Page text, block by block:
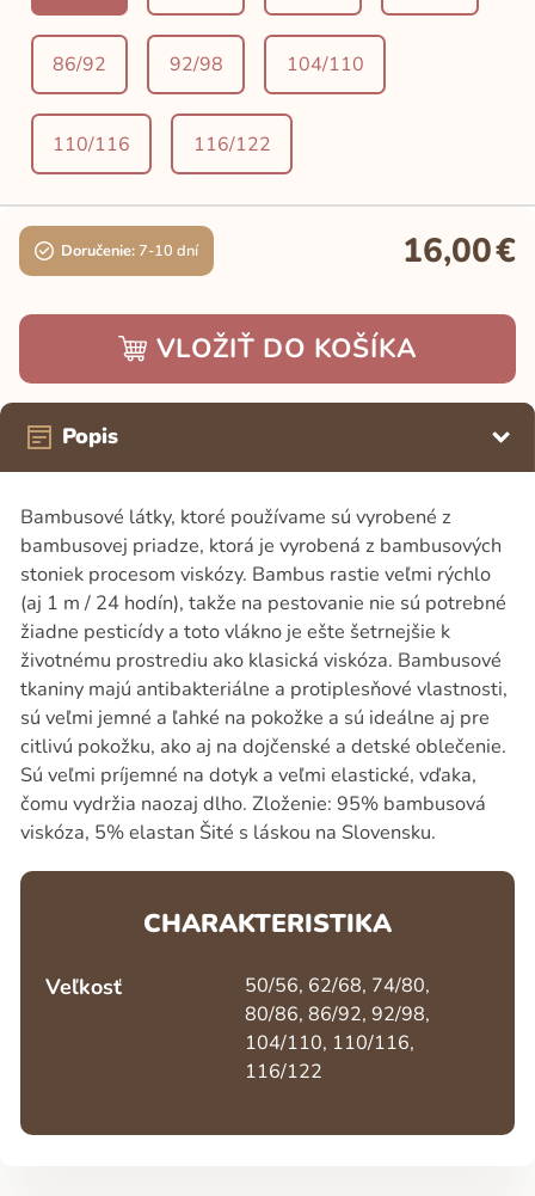
86/92 92/98 104/110
110/116 116/122
Doručenie:7-10 dní 16,00€
VLOŽIŤ DO KOŠÍKA
Popis
Bambusové látky, ktoré používame sú vyrobené z
bambusovej priadze, ktorá je vyrobená z bambusových
stoniek procesom viskózy. Bambus rastie veľmi rýchlo
(aj 1 m / 24 hodín), takže na pestovanie nie sú potrebné
žiadne pesticídy a toto vlákno je ešte šetrnejšie k
životnému prostrediu ako klasická viskóza. Bambusové
tkaniny majú antibakteriálne a protiplesňové vlastnosti,
sú veľmi jemné a ľahké na pokožke a sú ideálne aj pre
citlivú pokožku, ako aj na dojčenské a detské oblečenie.
Sú veľmi príjemné na dotyk a veľmi elastické, vďaka,
čomu vydržia naozaj dlho. Zloženie: 95% bambusová
viskóza, 5% elastan Šité s láskou na Slovensku.
CHARAKTERISTIKA
Veľkosť
50/56, 62/68, 74/80,
80/86, 86/92, 92/98,
104/110, 110/116,
116/122